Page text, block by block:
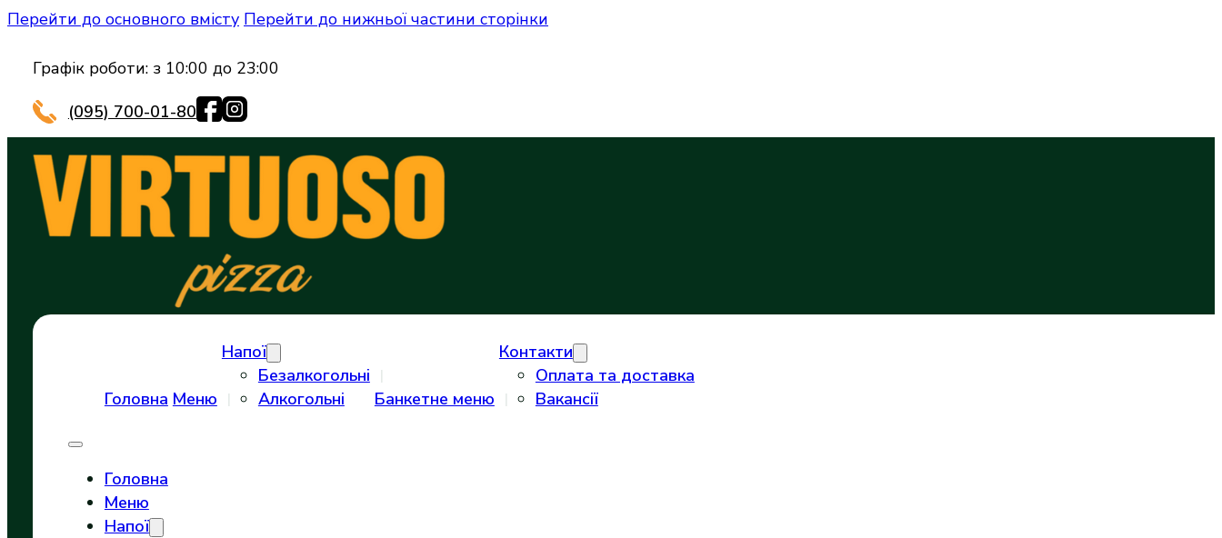
Перейти до основного вмісту Перейти до нижньої частини сторінки
Графік роботи: з 10:00 до 23:00
(095) 700-01-80
Головна Меню
Напої
Безалкогольні
Алкогольні
Банкетне меню
Контакти
Оплата та доставка
Вакансії
Головна
Меню
Напої